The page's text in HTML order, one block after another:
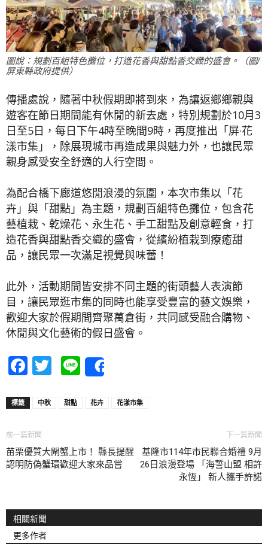
圖說：規劃百組特色攤位，打造花香與甜點香交織的盛會。（圖/
屏東縣政府提供）
傳播處說，隨著中秋假期即將到來，為讓返鄉鄉親與
遊客在節日期間能有休閒的新去處，特別規劃於10月3
日至5日，每日下午4時至晚間9時，再度推出「屏·花
漾市集」，除展現城市再造成果與魅力外，也讓民眾
親身感受安全舒適的人行空間。
為配合橋下廊道悠閒浪漫的氛圍，本次市集以「花
卉」與「甜點」為主題，規劃百組特色攤位，包含花
藝植栽、乾燥花、永生花、手工甜點及創意輕食，打
造花香與甜點香交織的盛會，從繽紛植栽到療癒甜
品，讓民眾一次滿足視覺與味蕾！
此外，活動期間皆安排不同主題的街頭藝人表演節
目，讓民眾逛市集的同時也能享受豐富的藝文娛樂，
歡迎大家於假期間齊聚萬倉街，共同感受融合購物、
休閒與文化藝術的假日盛會。
Facebook
Twitter
Line
標籤 中秋 甜點 花卉 花漾市集
前一篇新聞
苗栗優質大閘蟹上市！ 縣長提醒
認明防偽蟹環歡迎大家來品嘗
下一篇新聞
基隆市114年市民聯合婚禮 9月
26日浪漫登場 「海誓山盟 相許
永恆」 新人攜手許諾
相關新聞
更多作者